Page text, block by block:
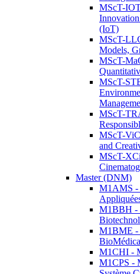
MScT-
(IoT)
MScT-
Models,
MScT-
MScT-
MScT-
MScT-
and
MScT-
Master (DNM)
M1AMS -
M1BBH -
M1BME -
M1CHI -
M1CPS -